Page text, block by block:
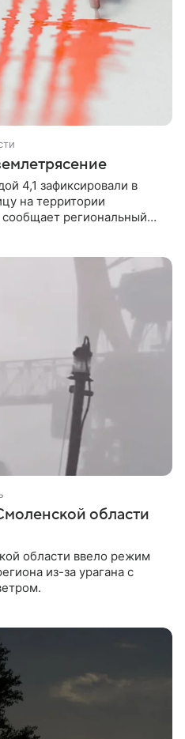
4,1 зафиксировали в
на территории
региональный
области
области ввело режим
из-за урагана с